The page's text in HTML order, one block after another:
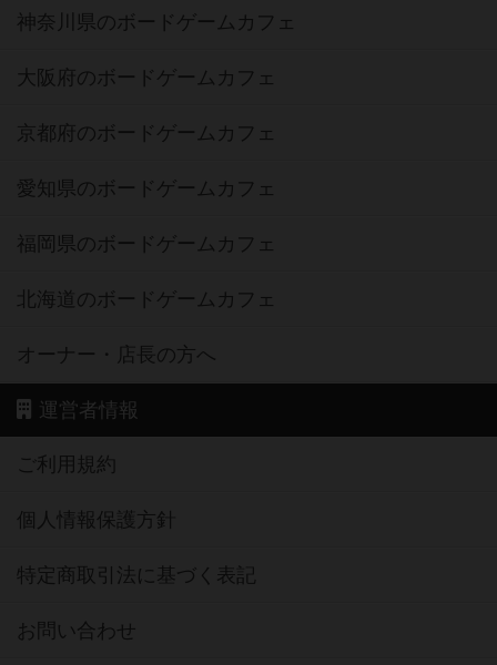
神奈川県のボードゲームカフェ
大阪府のボードゲームカフェ
京都府のボードゲームカフェ
愛知県のボードゲームカフェ
福岡県のボードゲームカフェ
北海道のボードゲームカフェ
オーナー・店長の方へ
運営者情報
ご利用規約
個人情報保護方針
特定商取引法に基づく表記
お問い合わせ